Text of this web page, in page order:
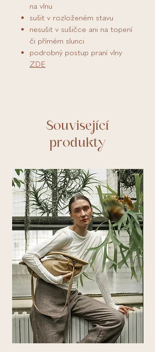
na vlnu
sušit v rozloženém stavu
nesušit v sušičce ani na topení
či přímém slunci
podrobný postup praní vlny
ZDE
Související
produkty